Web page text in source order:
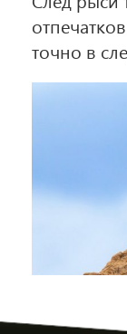
точно в